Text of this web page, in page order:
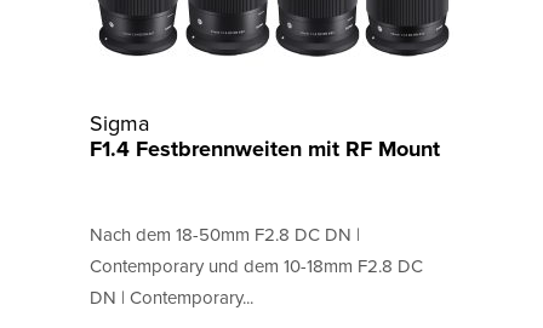
Sigma
F1.4 Festbrennweiten mit RF Mount
Nach dem 18-50mm F2.8 DC DN |
Contemporary und dem 10-18mm F2.8 DC
DN | Contemporary...